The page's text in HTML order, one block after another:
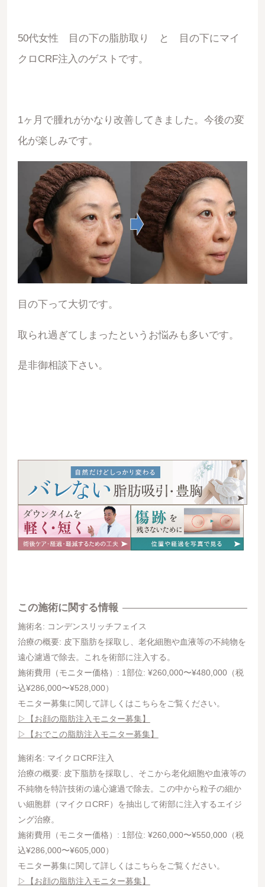
50代女性 目の下の脂肪取り と 目の下にマイ
クロCRF注入のゲストです。
1ヶ月で腫れがかなり改善してきました。今後の変
化が楽しみです。
目の下って大切です。
取られ過ぎてしまったというお悩みも多いです。
是非御相談下さい。
この施術に関する情報
施術名: コンデンスリッチフェイス
治療の概要: 皮下脂肪を採取し、老化細胞や血液等の不純物を
遠心濾過で除去。これを術部に注入する。
施術費用（モニター価格）: 1部位: ¥260,000〜¥480,000（税
込¥286,000〜¥528,000）
モニター募集に関して詳しくはこちらをご覧ください。
▷【お顔の脂肪注入モニター募集】
▷【おでこの脂肪注入モニター募集】
施術名: マイクロCRF注入
治療の概要: 皮下脂肪を採取し、そこから老化細胞や血液等の
不純物を特許技術の遠心濾過で除去。この中から粒子の細か
い細胞群（マイクロCRF）を抽出して術部に注入するエイジ
ング治療。
施術費用（モニター価格）: 1部位: ¥260,000〜¥550,000（税
込¥286,000〜¥605,000）
モニター募集に関して詳しくはこちらをご覧ください。
▷【お顔の脂肪注入モニター募集】